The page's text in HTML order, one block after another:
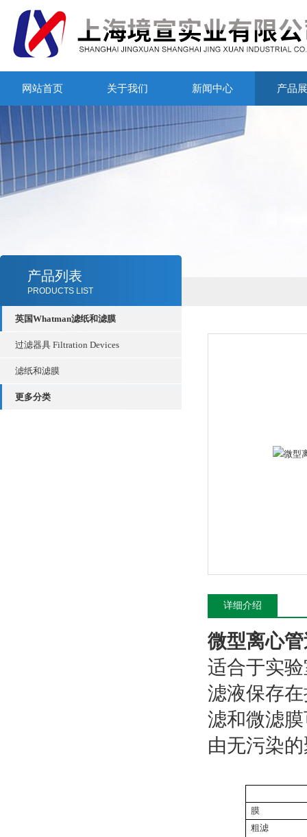
网站首页 关于我们 新闻中心 产品
产品列表
PRODUCTS LIST
英国Whatman滤纸和滤膜
过滤器具 Filtration Devices
滤纸和滤膜
更多分类
详细介绍
微型离心
适合于实
滤液保存
滤和微滤
由无污染
膜 孔
粗滤